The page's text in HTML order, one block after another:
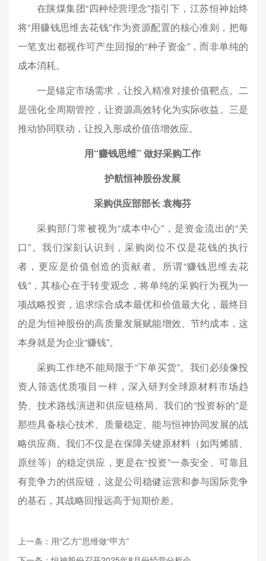
在陕煤集团“四种经营理念”指引下，江苏恒神始终
将“用赚钱思维去花钱”作为资源配置的核心准则，把每
一笔支出都视作可产生回报的“种子资金”，而非单纯的
成本消耗。
一是锚定市场需求，让投入精准对接价值靶点。二
是强化全周期管控，让资源高效转化为实际收益。三是
推动协同联动，让投入形成价值倍增效应。
用“赚钱思维” 做好采购工作
护航恒神股份发展
采购供应部部长 袁梅芬
采购部门常被视为“成本中心”，是资金流出的“关
口”。我们深刻认识到，采购岗位不仅是花钱的执行
者，更应是价值创造的贡献者。所谓“赚钱思维去花
钱”，其核心在于转变观念，将单纯的采购行为视为一
项战略投资，追求综合成本最优和价值最大化，最终目
的是为恒神股份的高质量发展赋能增效、节约成本，这
本身就是为企业“赚钱”。
采购工作绝不能局限于“下单买货”。我们必须像投
资人筛选优质项目一样，深入研判全球原材料市场趋
势、技术路线演进和供应链格局。我们的“投资标的”是
那些具备核心技术、质量稳定、能与恒神协同发展的战
略供应商。我们不仅是在保障关键原材料（如丙烯腈、
原丝等）的稳定供应，更是在“投资”一条安全、可靠且
有竞争力的供应链，这是公司稳健运营和参与国际竞争
的基石，其战略回报远高于短期价差。
上一条：用“乙方”思维做“甲方”